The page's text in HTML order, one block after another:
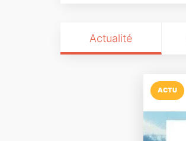
Actualité
ACTU